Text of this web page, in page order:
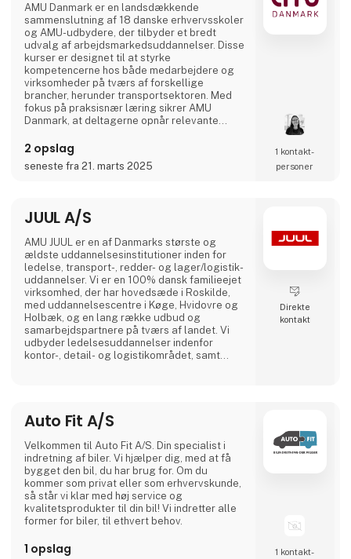
AMU Danmark er en landsdækkende
sammenslutning af 18 danske erhvervsskoler
og AMU-udbydere, der tilbyder et bredt
udvalg af arbejdsmarkedsuddannelser. Disse
kurser er designet til at styrke
kompetencerne hos både medarbejdere og
virksomheder på tværs af forskellige
brancher, herunder transportsektoren. Med
fokus på praksisnær læring sikrer AMU
Danmark, at deltagerne opnår relevante
aktuelle behov. Gennem et landsdækkende
netværk af uddannelsesinstitutioner arbejder
AMU Danmark målrettet på at fremme
2 opslag
seneste fra 21. marts 2025
1 kontakt­
personer
JUUL A/S
AMU JUUL er en af Danmarks største og
ældste uddannelsesinstitutioner inden for
ledelse, transport-, redder- og lager/logistik-
uddannelser. Vi er en 100% dansk familieejet
virksomhed, der har hovedsæde i Roskilde,
med uddannelsescentre i Køge, Hvidovre og
Holbæk, og en lang række udbud og
samarbejdspartnere på tværs af landet. Vi
udbyder ledelsesuddannelser indenfor
kontor-, detail- og logistikområdet, samt
flere. Vi lægger vægt på uddannelser af høj
kvalitet, og et hø
Direkte
kontakt
Auto Fit A/S
Velkommen til Auto Fit A/S. Din specialist i
indretning af biler. Vi hjælper dig, med at få
bygget den bil, du har brug for. Om du
kommer som privat eller som erhvervskunde,
så står vi klar med høj service og
kvalitetsprodukter til din bil! Vi indretter alle
former for biler, til ethvert behov.
1 opslag
1 kontakt­